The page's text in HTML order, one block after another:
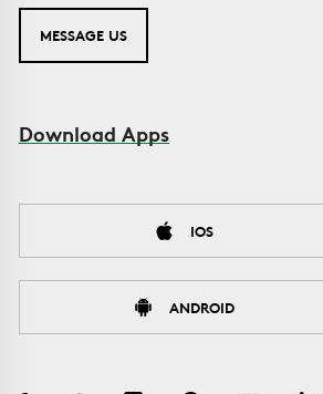
MESSAGE US
Download Apps
IOS
ANDROID